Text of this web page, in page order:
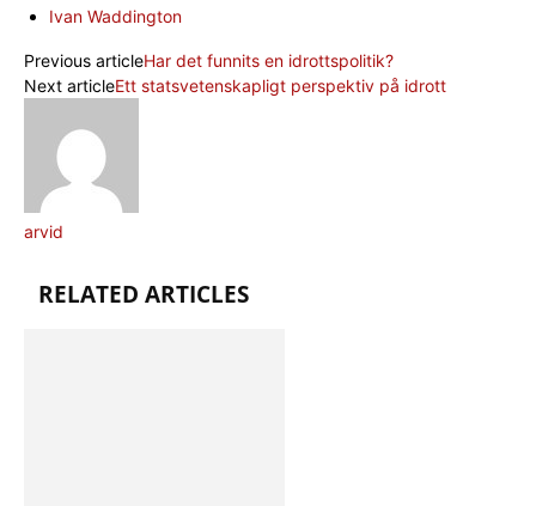
Ivan Waddington
Previous articleHar det funnits en idrottspolitik?
Next articleEtt statsvetenskapligt perspektiv på idrott
arvid
RELATED ARTICLES